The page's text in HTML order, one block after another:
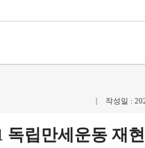
| 작성일 :
독립만세운동 재현